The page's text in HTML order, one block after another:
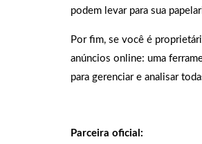
podem levar para sua
Por fim, se você é
anúncios online: uma
para gerenciar e analisar
Parceira oficial: